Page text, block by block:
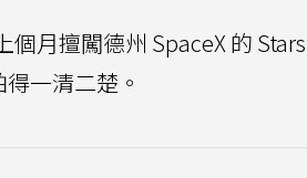
個月擅闖德州 SpaceX 的
一清二楚。